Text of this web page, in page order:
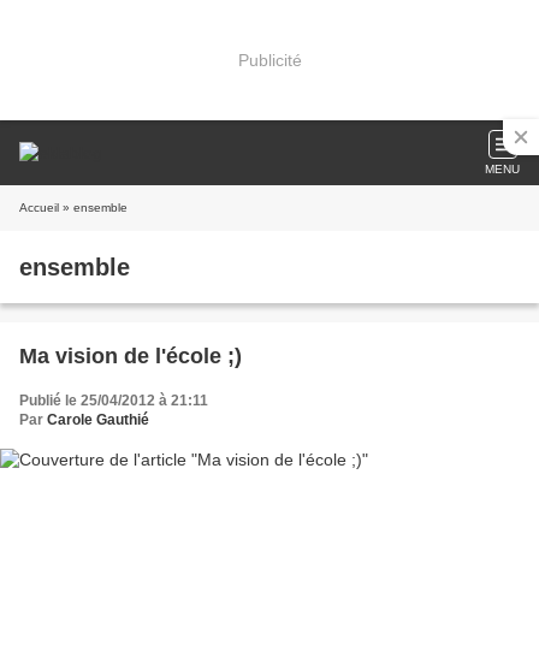
Publicité
MENU
Accueil » ensemble
ensemble
Ma vision de l'école ;)
Publié le 25/04/2012 à 21:11
Par Carole Gauthié